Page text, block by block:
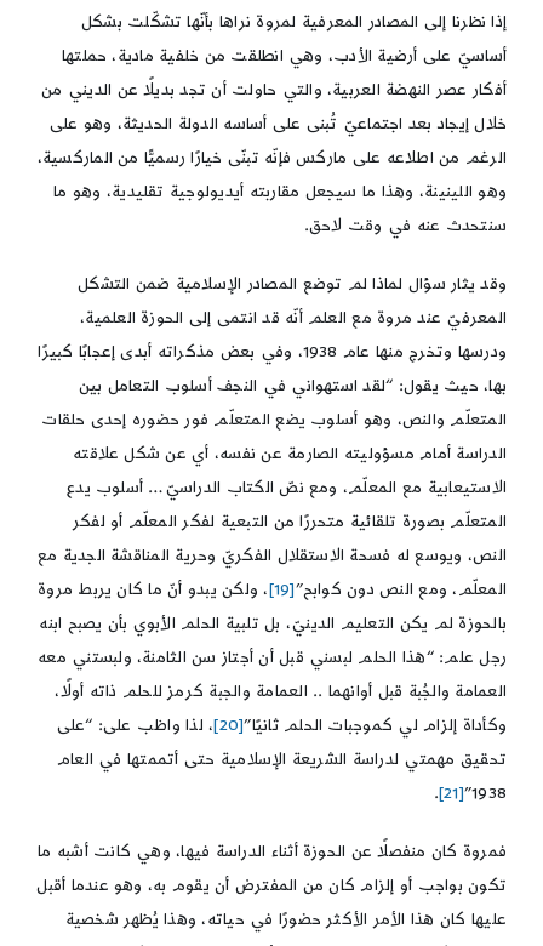
إذا نظرنا إلى المصادر المعرفية لمروة نراها بأنّها تشكّلت بشكل
أساسيّ على أرضية الأدب، وهي انطلقت من خلفية مادية، حملتها
أفكار عصر النهضة العربية، والتي حاولت أن تجد بديلًا عن الديني من
خلال إيجاد بعد اجتماعيّ تُبنى على أساسه الدولة الحديثة، وهو على
الرغم من اطلاعه على ماركس فإنّه تبنّى خيارًا رسميًّا من الماركسية،
وهو اللينينة، وهذا ما سيجعل مقاربته أيديولوجية تقليدية، وهو ما
سنتحدث عنه في وقت لاحق.
وقد يثار سؤال لماذا لم توضع المصادر الإسلامية ضمن التشكل
المعرفيّ عند مروة مع العلم أنّه قد انتمى إلى الحوزة العلمية،
ودرسها وتخرج منها عام 1938، وفي بعض مذكراته أبدى إعجابًا كبيرًا
بها، حيث يقول: “لقد استهواني في النجف أسلوب التعامل بين
المتعلّم والنص، وهو أسلوب يضع المتعلّم فور حضوره إحدى حلقات
الدراسة أمام مسؤوليته الصارمة عن نفسه، أي عن شكل علاقته
الاستيعابية مع المعلّم، ومع نصّ الكتاب الدراسيّ… أسلوب يدع
المتعلّم بصورة تلقائية متحررًا من التبعية لفكر المعلّم أو لفكر
النص، ويوسع له فسحة الاستقلال الفكريّ وحرية المناقشة الجدية مع
المعلّم، ومع النص دون كوابح”[19]
، ولكن يبدو أنّ ما كان يربط مروة
بالحوزة لم يكن التعليم الدينيّ، بل تلبية الحلم الأبوي بأن يصبح ابنه
رجل علم: “هذا الحلم لبسني قبل أن أجتاز سن الثامنة، ولبستني معه
العمامة والجُبة قبل أوانهما .. العمامة والجبة كرمز للحلم ذاته أولًا،
وكأداة إلزام لي كموجبات الحلم ثانيًا”[20]
، لذا واظب على: “على
تحقيق مهمتي لدراسة الشريعة الإسلامية حتى أتممتها في العام
1938”
[21]
.
فمروة كان منفصلًا عن الحوزة أثناء الدراسة فيها، وهي كانت أشبه ما
تكون بواجب أو إلزام كان من المفترض أن يقوم به، وهو عندما أقبل
عليها كان هذا الأمر الأكثر حضورًا في حياته، وهذا يُظهر شخصية